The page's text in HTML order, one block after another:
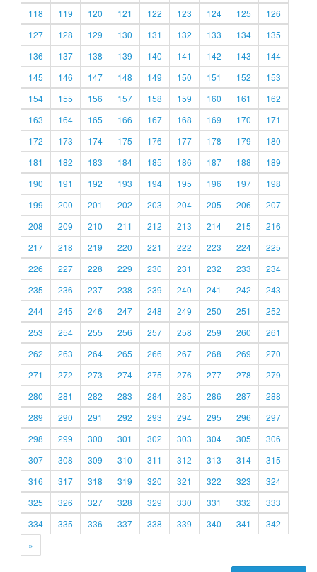
118
119 120 121 122 123 124 125
126
127
128 129 130 131 132 133 134
135
136
137 138 139 140 141 142 143
144
145
146 147 148 149 150 151 152
153
154
155 156 157 158 159 160 161
162
163
164 165 166 167 168 169 170
171
172
173 174 175 176 177 178 179
180
181
182 183 184 185 186 187 188
189
190
191 192 193 194 195 196 197
198
199
200 201 202 203 204 205 206
207
208
209 210 211 212 213 214 215
216
217
218 219 220 221 222 223 224
225
226
227 228 229 230 231 232 233
234
235
236 237 238 239 240 241 242
243
244
245 246 247 248 249 250 251
252
253
254 255 256 257 258 259 260
261
262
263 264 265 266 267 268 269
270
271
272 273 274 275 276 277 278
279
280
281 282 283 284 285 286 287
288
289
290 291 292 293 294 295 296
297
298
299 300 301 302 303 304 305
306
307
308 309 310 311 312 313 314
315
316
317 318 319 320 321 322 323
324
325
326 327 328 329 330 331 332
333
334
335 336 337 338 339 340 341
342
»